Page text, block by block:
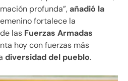
profunda”,añadió la
fortalece la
las Fuerzas Armadas
hoy con fuerzas más
diversidad del pueblo.